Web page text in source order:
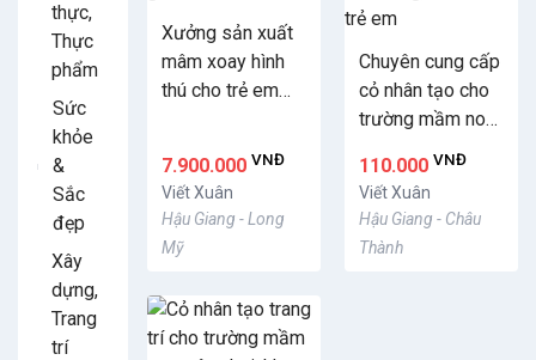
Xưởng sản xuất
mâm xoay hình
thú cho trẻ em
7.900.000 VNĐ
Viết Xuân
Hậu Giang - Long
Mỹ
Chuyên cung cấp
cỏ nhân tạo cho
trường mầm non,
sân bóng, sân
chơi trẻ em
110.000 VNĐ
Viết Xuân
Hậu Giang - Châu
Thành
thực,
Thực
phẩm
Sức
khỏe
&
Sắc
đẹp
Xây
dựng,
Trang
trí